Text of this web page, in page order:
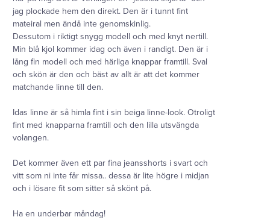
jag plockade hem den direkt. Den är i tunnt fint
mateiral men ändå inte genomskinlig.
Dessutom i riktigt snygg modell och med knyt nertill.
Min blå kjol kommer idag och även i randigt. Den är i
lång fin modell och med härliga knappar framtill. Sval
och skön är den och bäst av allt är att det kommer
matchande linne till den.
Idas linne är så himla fint i sin beiga linne-look. Otroligt
fint med knapparna framtill och den lilla utsvängda
volangen.
Det kommer även ett par fina jeansshorts i svart och
vitt som ni inte får missa.. dessa är lite högre i midjan
och i lösare fit som sitter så skönt på.
Ha en underbar måndag!